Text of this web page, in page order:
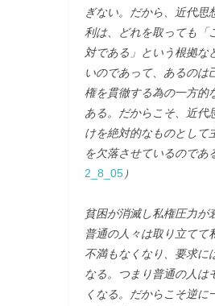
ぎない。だから、近代思
利は、どれを取っても「
対である」という根拠な
いのであって、あるのは
権を貫徹する為の一方的
ある。だからこそ、近代
けを絶対的なものとして
を欠落させているのであ
2_8_05 ）
貧困が消滅し私権圧力が
普通の人々は取り立てて
不満もなくなり、要求に
なる。つまり普通の人は
くなる。だからこそ逆に